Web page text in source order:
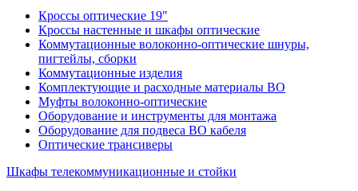
Кроссы оптические 19"
Кроссы настенные и шкафы оптические
Коммутационные волоконно-оптические шнуры,
пигтейлы, сборки
Коммутационные изделия
Комплектующие и расходные материалы ВО
Муфты волоконно-оптические
Оборудование и инструменты для монтажа
Оборудование для подвеса ВО кабеля
Оптические трансиверы
Шкафы телекоммуникационные и стойки